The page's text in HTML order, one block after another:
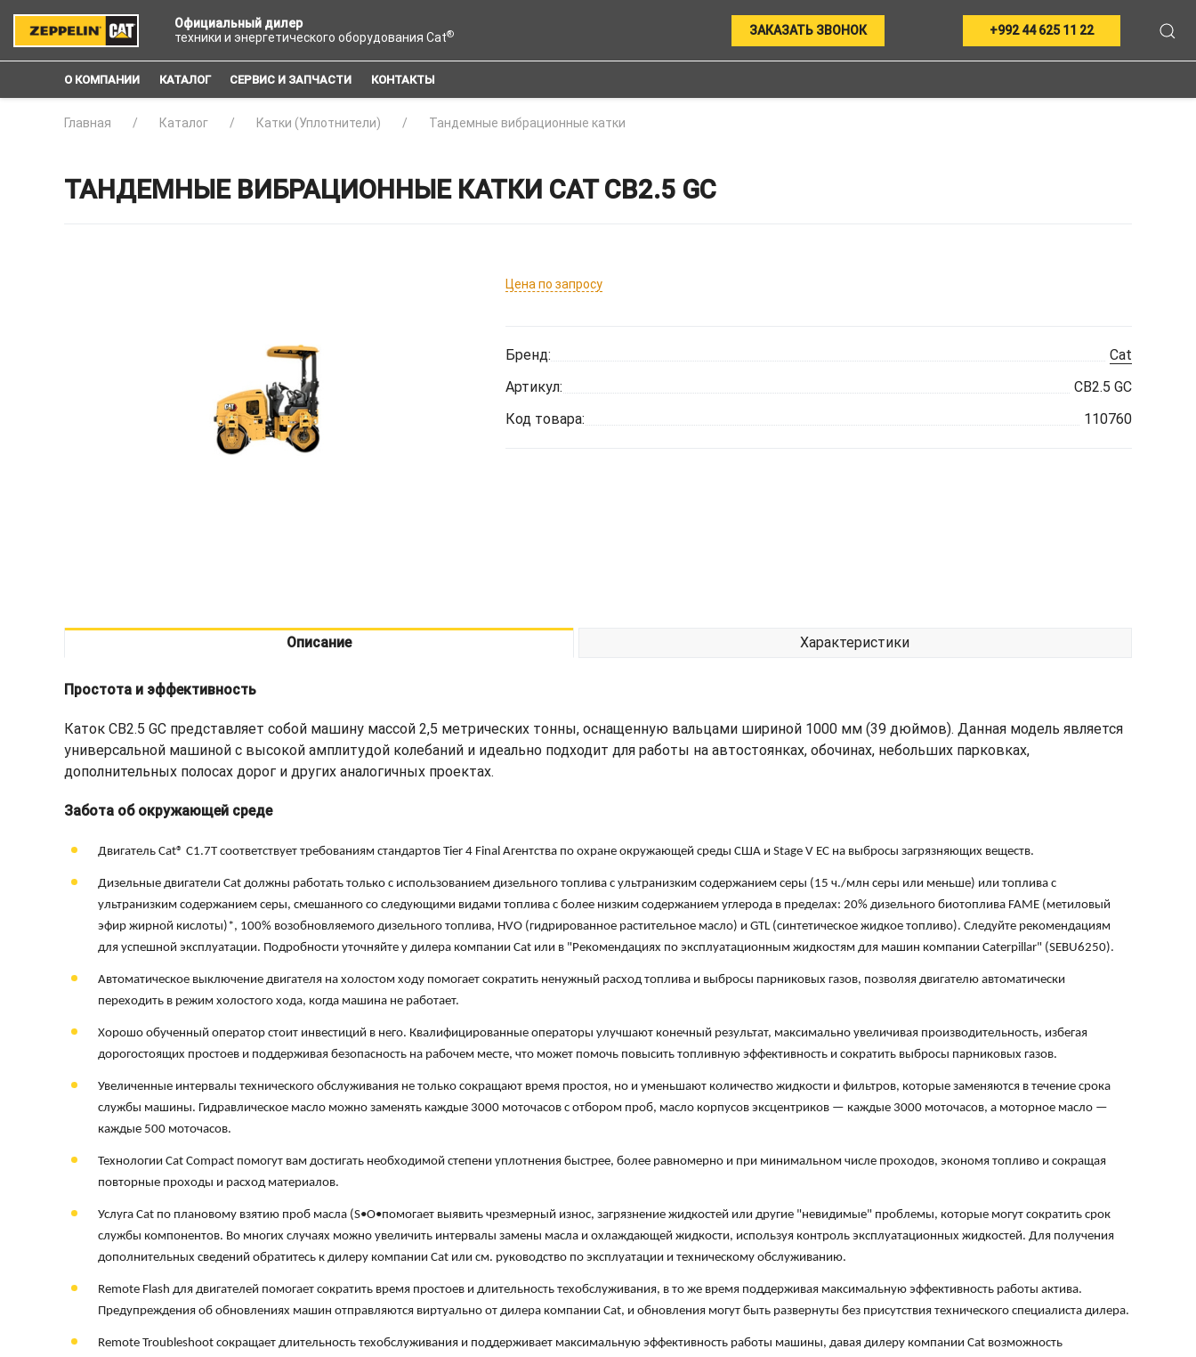
Официальный дилер
техники и энергетического оборудования Cat® ЗАКАЗАТЬ ЗВОНОК +992 44 625 11 22
О КОМПАНИИ КАТАЛОГ СЕРВИС И ЗАПЧАСТИ КОНТАКТЫ
Главная Каталог Катки (Уплотнители) Тандемные вибрационные катки
ТАНДЕМНЫЕ ВИБРАЦИОННЫЕ КАТКИ CAT CB2.5 GC
Цена по запросу
Бренд:
Cat
Артикул:
CB2.5 GC
Код товара:
110760
Описание Характеристики
Простота и эффективность
Каток CB2.5 GC представляет собой машину массой 2,5 метрических тонны, оснащенную вальцами шириной 1000 мм (39 дюймов). Данная модель является
универсальной машиной с высокой амплитудой колебаний и идеально подходит для работы на автостоянках, обочинах, небольших парковках,
дополнительных полосах дорог и других аналогичных проектах.
Забота об окружающей среде
Двигатель Cat® C1.7T соответствует требованиям стандартов Tier 4 Final Агентства по охране окружающей среды США и Stage V ЕС на выбросы загрязняющих веществ.
Дизельные двигатели Cat должны работать только с использованием дизельного топлива с ультранизким содержанием серы (15 ч./млн серы или меньше) или топлива с
ультранизким содержанием серы, смешанного со следующими видами топлива с более низким содержанием углерода в пределах: 20% дизельного биотоплива FAME (метиловый
эфир жирной кислоты)*, 100% возобновляемого дизельного топлива, HVO (гидрированное растительное масло) и GTL (синтетическое жидкое топливо). Следуйте рекомендациям
для успешной эксплуатации. Подробности уточняйте у дилера компании Cat или в "Рекомендациях по эксплуатационным жидкостям для машин компании Caterpillar" (SEBU6250).
Автоматическое выключение двигателя на холостом ходу помогает сократить ненужный расход топлива и выбросы парниковых газов, позволяя двигателю автоматически
переходить в режим холостого хода, когда машина не работает.
Хорошо обученный оператор стоит инвестиций в него. Квалифицированные операторы улучшают конечный результат, максимально увеличивая производительность, избегая
дорогостоящих простоев и поддерживая безопасность на рабочем месте, что может помочь повысить топливную эффективность и сократить выбросы парниковых газов.
Увеличенные интервалы технического обслуживания не только сокращают время простоя, но и уменьшают количество жидкости и фильтров, которые заменяются в течение срока
службы машины. Гидравлическое масло можно заменять каждые 3000 моточасов с отбором проб, масло корпусов эксцентриков — каждые 3000 моточасов, а моторное масло —
каждые 500 моточасов.
Технологии Cat Compact помогут вам достигать необходимой степени уплотнения быстрее, более равномерно и при минимальном числе проходов, экономя топливо и сокращая
повторные проходы и расход материалов.
Услуга Cat по плановому взятию проб масла (S•O•помогает выявить чрезмерный износ, загрязнение жидкостей или другие "невидимые" проблемы, которые могут сократить срок
службы компонентов. Во многих случаях можно увеличить интервалы замены масла и охлаждающей жидкости, используя контроль эксплуатационных жидкостей. Для получения
дополнительных сведений обратитесь к дилеру компании Cat или см. руководство по эксплуатации и техническому обслуживанию.
Remote Flash для двигателей помогает сократить время простоев и длительность техобслуживания, в то же время поддерживая максимальную эффективность работы актива.
Предупреждения об обновлениях машин отправляются виртуально от дилера компании Cat, и обновления могут быть развернуты без присутствия технического специалиста дилера.
Remote Troubleshoot сокращает длительность техобслуживания и поддерживает максимальную эффективность работы машины, давая дилеру компании Cat возможность